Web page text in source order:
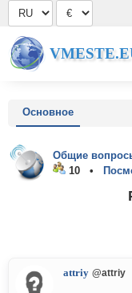
Основное
Общие
10 •
attriy @attriy